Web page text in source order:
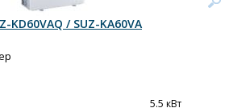
/ SUZ-KA60VA
5.5 кВт